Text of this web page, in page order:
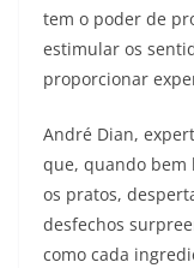
tem o poder de
estimular os
proporcionar
André Dian,
que, quando bem
os pratos,
desfechos
como cada